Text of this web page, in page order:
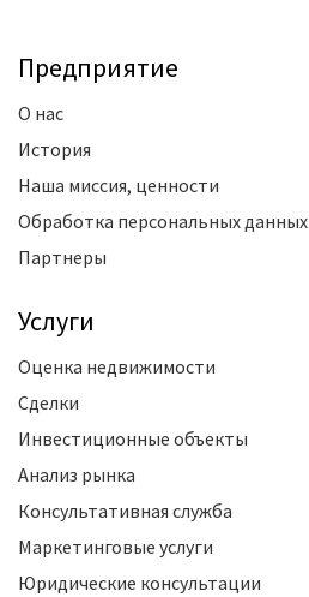
Предприятие
О нас
История
Наша миссия, ценности
Обработка персональных данных
Партнеры
Услуги
Оценка недвижимости
Сделки
Инвестиционные объекты
Анализ рынка
Консультативная служба
Маркетинговые услуги
Юридические консультации